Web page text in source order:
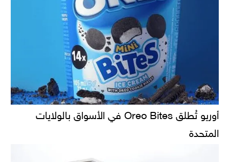
أوريو تُطلق Oreo Bites في الأسواق بالولايات
المتحدة